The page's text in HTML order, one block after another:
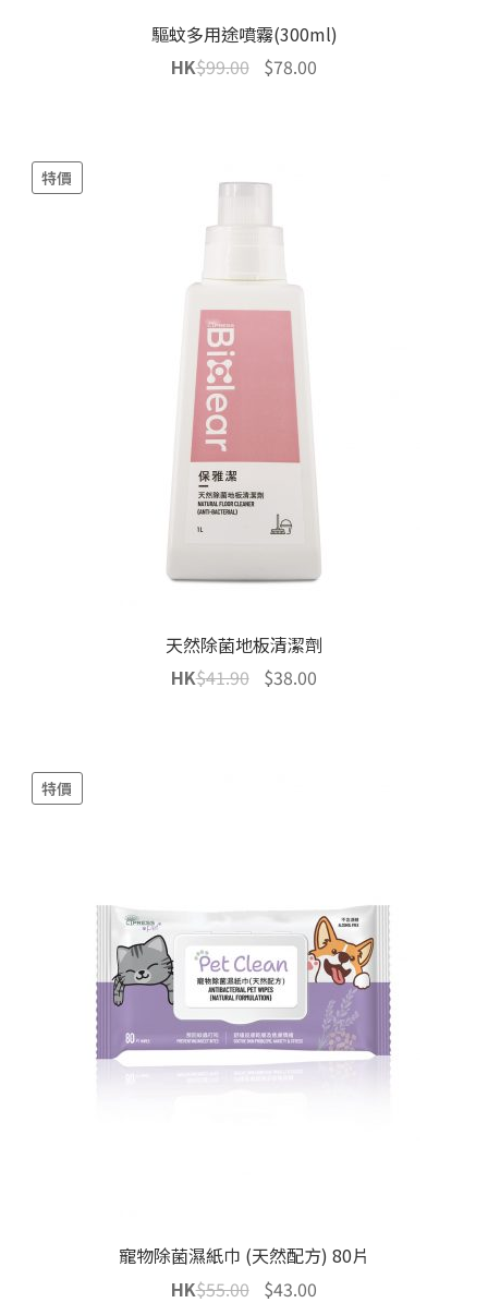
驅蚊多用途噴霧(300ml)
HK$99.00
Original
$78.00
天然除菌地板清潔劑
特價
HK$41.90
Original
$38.00
寵物除菌濕紙巾 (天然配方) 80片
特價
HK$55.00
Original
$43.00